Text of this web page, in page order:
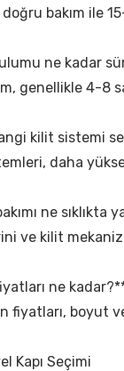
bakım ile
ne kadar
genellikle 4-8
kilit sistemi
daha
ne sıklıkta
ve kilit
ne
fiyatları, boyut
Kapı Seçimi